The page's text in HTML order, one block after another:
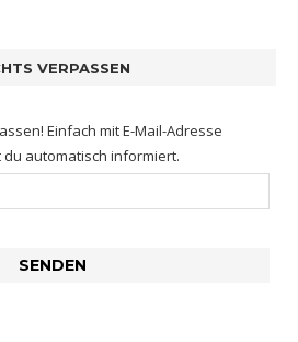
VERPASSEN
Einfach mit E-Mail-Adresse
automatisch informiert.